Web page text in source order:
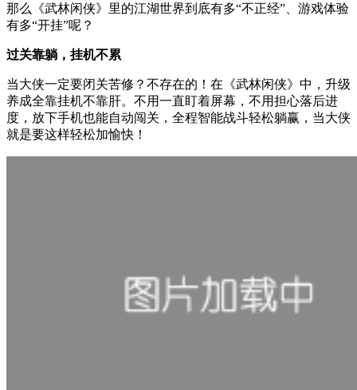
那么《武林闲侠》里的江湖世界到底有多“不正经”、游戏体验
有多“开挂”呢？
过关靠躺，挂机不累
当大侠一定要闭关苦修？不存在的！在《武林闲侠》中，升级
养成全靠挂机不靠肝。不用一直盯着屏幕，不用担心落后进
度，放下手机也能自动闯关，全程智能战斗轻松躺赢，当大侠
就是要这样轻松加愉快！